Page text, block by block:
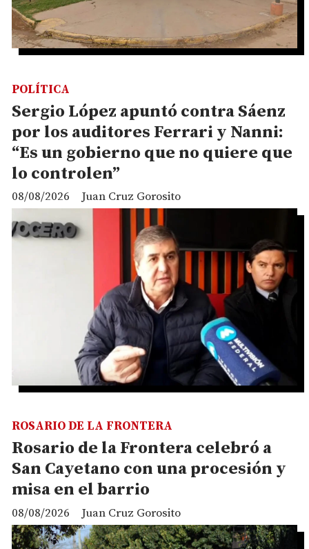
Sergio López apuntó contra Sáenz
por los auditores Ferrari y Nanni:
“Es un gobierno que no quiere que
lo controlen”
Juan Cruz Gorosito
POLÍTICA
08/08/2026
Rosario de la Frontera celebró a
San Cayetano con una procesión y
misa en el barrio
Juan Cruz Gorosito
ROSARIO DE LA FRONTERA
08/08/2026